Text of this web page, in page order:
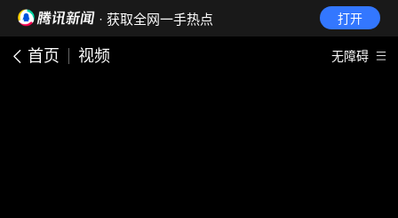
· 获取全网一手热点 打开
首页 视频 无障碍